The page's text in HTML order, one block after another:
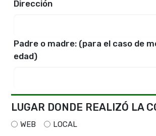
Dirección
Padre o madre: (para el caso de
edad)
LUGAR DONDE REALIZÓ LA
WEB LOCAL